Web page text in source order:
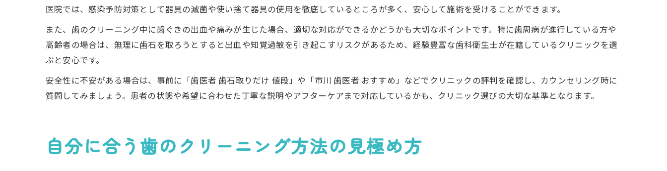
医院では、感染予防対策として器具の滅菌や使い捨て器具の使用を徹底しているところが多く、安心して施術を受けることができます。
また、歯のクリーニング中に歯ぐきの出血や痛みが生じた場合、適切な対応ができるかどうかも大切なポイントです。特に歯周病が進行している方や
高齢者の場合は、無理に歯石を取ろうとすると出血や知覚過敏を引き起こすリスクがあるため、経験豊富な歯科衛生士が在籍しているクリニックを選
ぶと安心です。
安全性に不安がある場合は、事前に「歯医者 歯石取りだけ 値段」や「市川 歯医者 おすすめ」などでクリニックの評判を確認し、カウンセリング時に
質問してみましょう。患者の状態や希望に合わせた丁寧な説明やアフターケアまで対応しているかも、クリニック選びの大切な基準となります。
自分に合う歯のクリーニング方法の見極め方